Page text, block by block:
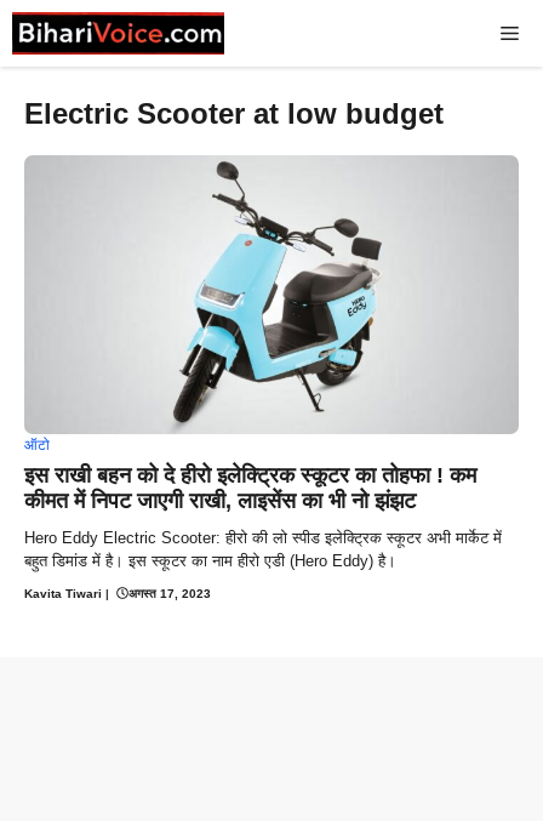
Skip
to
content
Electric Scooter at low budget
ऑटो
इस राखी बहन को दे हीरो इलेक्ट्रिक स्कूटर का तोहफा ! कम
कीमत में निपट जाएगी राखी, लाइसेंस का भी नो झंझट
Hero Eddy Electric Scooter: हीरो की लो स्पीड इलेक्ट्रिक स्कूटर अभी मार्केट में
बहुत डिमांड में है। इस स्कूटर का नाम हीरो एडी (Hero Eddy) है।
Kavita Tiwari | अगस्त 17, 2023